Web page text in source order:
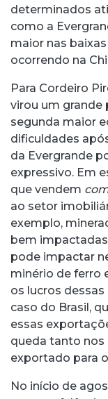
determinados
como a
maior nas
ocorrendo na
Para Cordeiro
virou um grande
segunda maior
dificuldades
da Evergrande
expressivo. Em
que vendem
ao setor
exemplo,
bem
pode impactar
minério de ferro
os lucros
caso do Brasil,
essas
queda tanto
exportado para
No início de